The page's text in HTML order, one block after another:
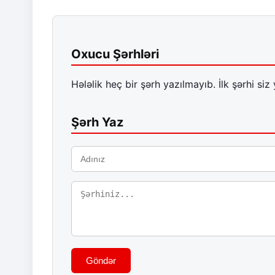
Oxucu Şərhləri
Hələlik heç bir şərh yazılmayıb. İlk şərhi siz
Şərh Yaz
Göndər